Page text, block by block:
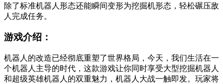
除了标准机器人形态还能瞬间变形为挖掘机形态，轻松碾压敌
人完成任务。
游戏介绍：
机器人的改造已经彻底重塑了世界格局，今天，我们生活在一
个机器人主导的时代，这款游戏让你同时享受大型挖掘机器人
和超级英雄机器人的双重魅力，机器人大战一触即发。玩家将